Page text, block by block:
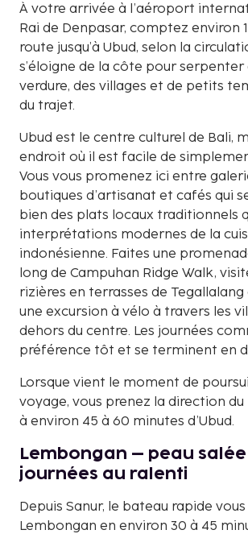
À votre arrivée à l’aéroport
Rai de Denpasar, comptez environ 1
route jusqu’à Ubud, selon la
s’éloigne de la côte pour serpenter
verdure, des villages et de petits
du trajet.
Ubud est le centre culturel de Bali,
endroit où il est facile de
Vous vous promenez ici entre
boutiques d’artisanat et cafés qui
bien des plats locaux traditionnels
interprétations modernes de la
indonésienne. Faites une
long de Campuhan Ridge Walk,
rizières en terrasses de Tegallalang
une excursion à vélo à travers les
dehors du centre. Les journées
préférence tôt et se terminent en
Lorsque vient le moment de
voyage, vous prenez la direction du
à environ 45 à 60 minutes d’Ubud.
Lembongan – peau
journées au ralenti
Depuis Sanur, le bateau rapide
Lembongan en environ 30 à 45